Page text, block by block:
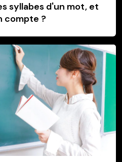
syllabes d'un mot, et
compte ?